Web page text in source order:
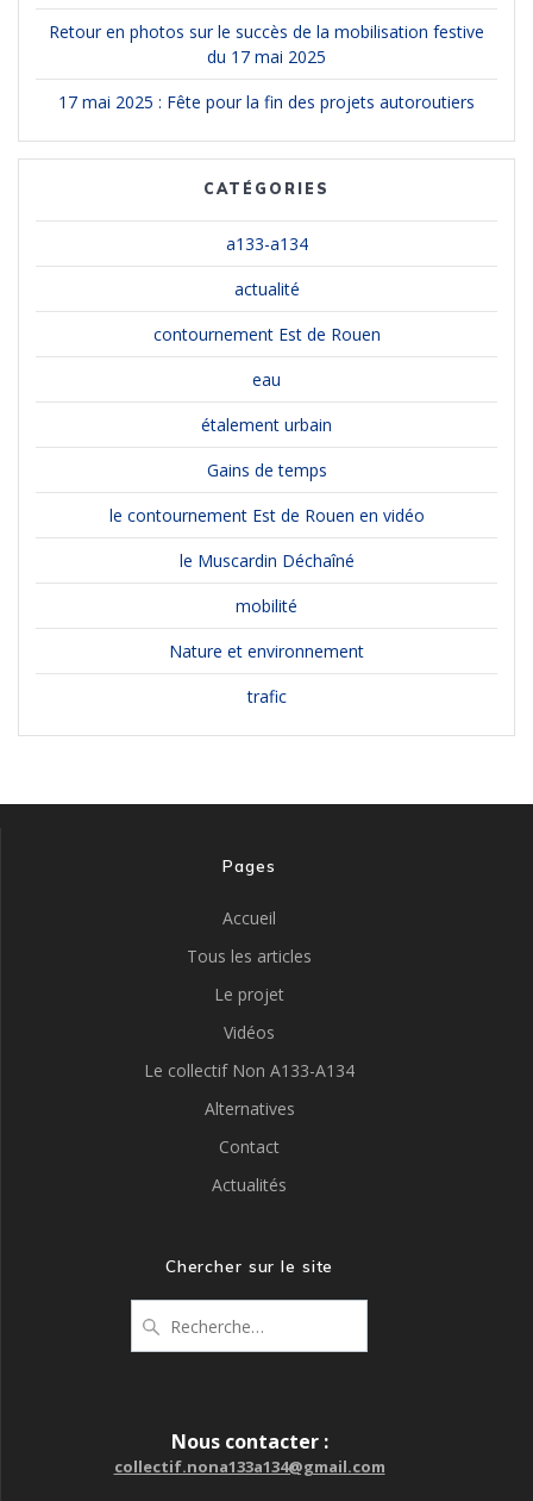
Retour en photos sur le succès de la mobilisation festive
du 17 mai 2025
17 mai 2025 : Fête pour la fin des projets autoroutiers
CATÉGORIES
a133-a134
actualité
contournement Est de Rouen
eau
étalement urbain
Gains de temps
le contournement Est de Rouen en vidéo
le Muscardin Déchaîné
mobilité
Nature et environnement
trafic
Pages
Accueil
Tous les articles
Le projet
Vidéos
Le collectif Non A133-A134
Alternatives
Contact
Actualités
Chercher sur le site
pour
Nous contacter :
collectif.nona133a134@gmail.com